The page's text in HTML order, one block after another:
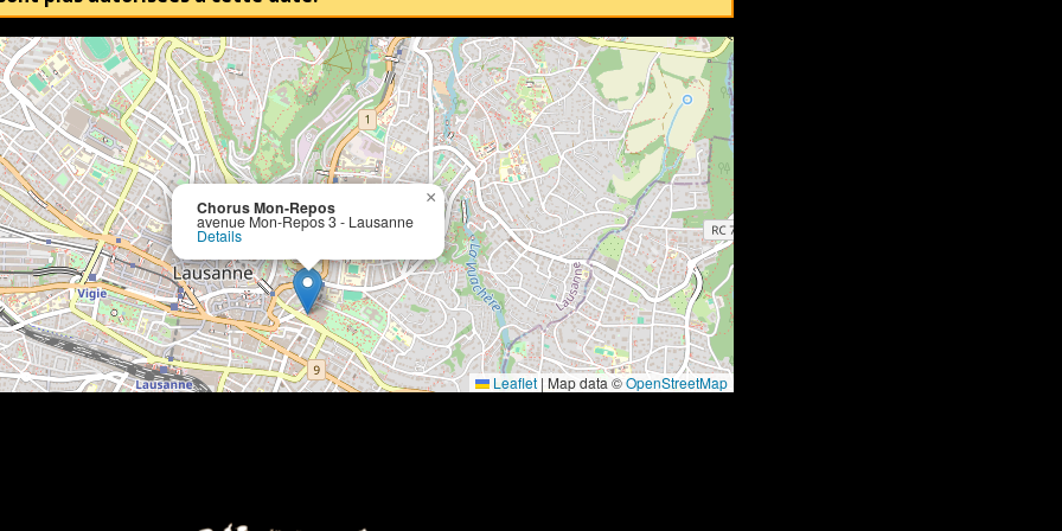
Chorus Mon-Repos
avenue Mon-Repos 3 - Lausanne
Details
×
Leaflet | Map data ©OpenStreetMap